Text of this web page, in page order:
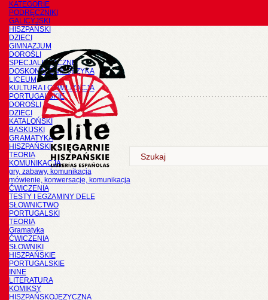
KATEGORIE
PODRĘCZNIKI
GALICYJSKI
HISZPAŃSKI
DZIECI
GIMNAZJUM
DOROŚLI
SPECJALISTYCZNE
DOSKONALENIE JĘZYKA
LICEUM
KULTURA I CYWILIZACJA
PORTUGALSKIE
DOROŚLI
DZIECI
KATALOŃSKI
BASKIJSKI
GRAMATYKA
HISZPAŃSKI
TEORIA
KOMUNIKACJA
gry, zabawy, komunikacja
mówienie, konwersacje, komunikacja
ĆWICZENIA
TESTY I EGZAMINY DELE
SŁOWNICTWO
PORTUGALSKI
TEORIA
Gramatyka
ĆWICZENIA
SŁOWNIKI
HISZPAŃSKIE
PORTUGALSKIE
INNE
LITERATURA
KOMIKSY
HISZPAŃSKOJĘZYCZNA